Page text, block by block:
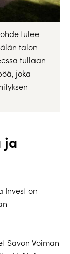
tulee
talon
tullaan
joka
ja
Invest on
Savon Voiman